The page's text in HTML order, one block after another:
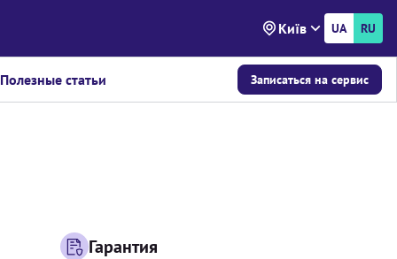
Київ UA RU
Полезные статьи Записаться на сервис
Гарантия